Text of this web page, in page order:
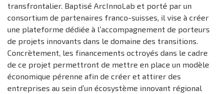
transfrontalier. Baptisé ArcInnoLab et porté par un
consortium de partenaires franco-suisses, il vise à créer
une plateforme dédiée à l’accompagnement de porteurs
de projets innovants dans le domaine des transitions.
Concrètement, les financements octroyés dans le cadre
de ce projet permettront de mettre en place un modèle
économique pérenne afin de créer et attirer des
entreprises au sein d’un écosystème innovant régional